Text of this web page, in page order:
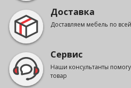
Доставка
Доставляем мебель по
Сервис
Наши консультанты
товар